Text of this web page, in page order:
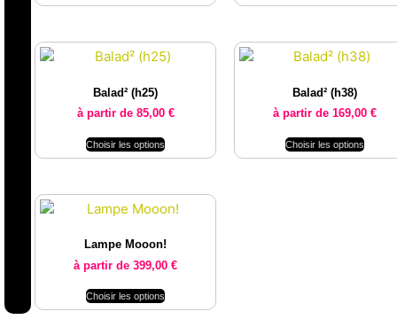
Balad² (h25)
à partir de 85,00 €
Choisir les options
Balad² (h38)
à partir de 169,00 €
Choisir les options
Lampe Mooon!
à partir de 399,00 €
Choisir les options